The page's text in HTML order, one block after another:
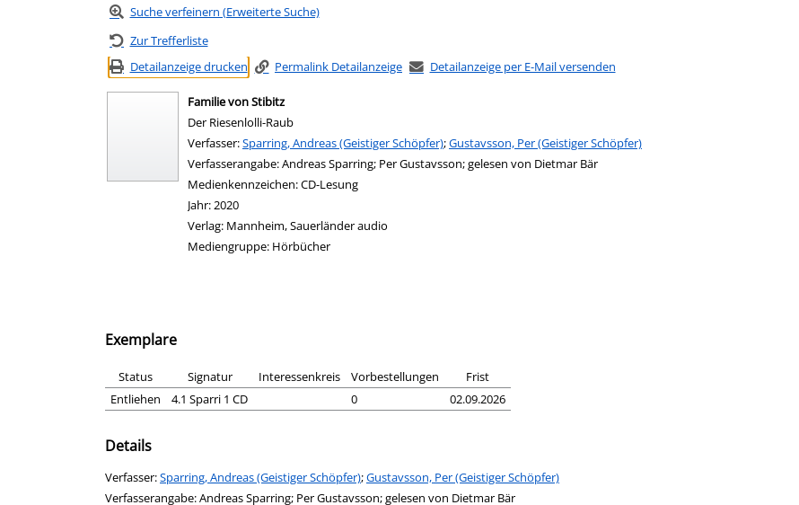
Suche verfeinern (Erweiterte Suche)
Zur Trefferliste
Detailanzeige drucken
Permalink Detailanzeige Detailanzeige per E-Mail versenden
Familie von Stibitz
Der Riesenlolli-Raub
Verfasser:Suche nach diesem Verfasser
Sparring, Andreas (Geistiger Schöpfer);Gustavsson, Per (Geistiger Schöpfer)
Verfasserangabe:Andreas Sparring; Per Gustavsson; gelesen von Dietmar Bär
Medienkennzeichen:CD-Lesung
Jahr:2020
Verlag: Mannheim, Sauerländer audio
Mediengruppe: Hörbücher
Exemplare
Status Signatur Interessenkreis Vorbestellungen
Frist
Entliehen
4.1 Sparri 1 CD 0 02.09.2026
Details
Verfasser:Suche nach diesem Verfasser
Sparring, Andreas (Geistiger Schöpfer);Gustavsson, Per (Geistiger Schöpfer)
Verfasserangabe:Andreas Sparring; Per Gustavsson; gelesen von Dietmar Bär